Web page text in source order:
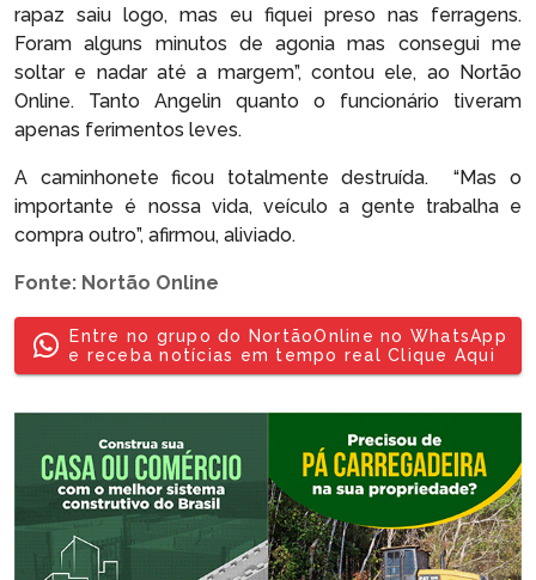
rapaz saiu logo, mas eu fiquei preso nas ferragens.
Foram alguns minutos de agonia mas consegui me
soltar e nadar até a margem”, contou ele, ao Nortão
Online. Tanto Angelin quanto o funcionário tiveram
apenas ferimentos leves.
A caminhonete ficou totalmente destruída. “Mas o
importante é nossa vida, veículo a gente trabalha e
compra outro”, afirmou, aliviado.
Fonte: Nortão Online
Entre no grupo do NortãoOnline no WhatsApp
e receba notícias em tempo real Clique Aqui